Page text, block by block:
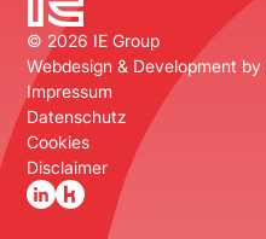
© 2026 IE Group
Webdesign & Development by
Impressum
Datenschutz
Cookies
Disclaimer